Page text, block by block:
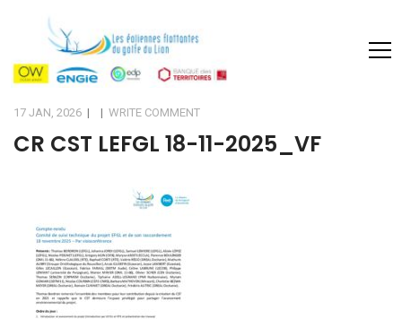
17 JAN, 2026 | | WRITE COMMENT
CR CST LEFGL 18-11-2025_VF